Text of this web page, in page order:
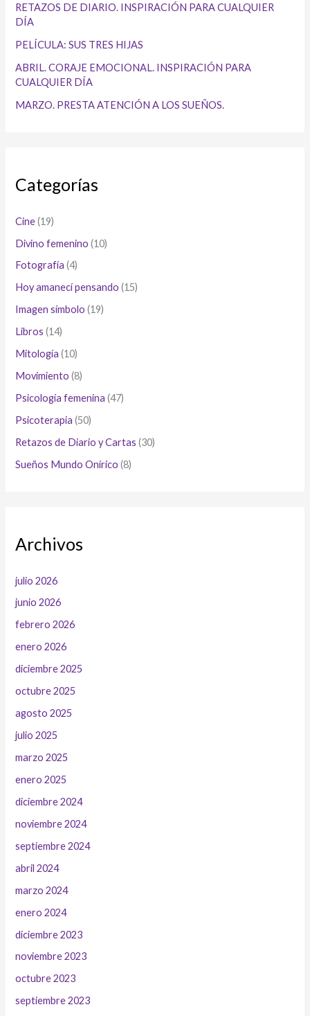
RETAZOS DE DIARIO. INSPIRACIÓN PARA CUALQUIER
DÍA
PELÍCULA: SUS TRES HIJAS
ABRIL. CORAJE EMOCIONAL. INSPIRACIÓN PARA
CUALQUIER DÍA
MARZO. PRESTA ATENCIÓN A LOS SUEÑOS.
Categorías
Cine(19)
Divino femenino (10)
Fotografía (4)
Hoy amanecí pensando (15)
Imagen símbolo (19)
Libros (14)
Mitología (10)
Movimiento (8)
Psicología femenina (47)
Psicoterapia (50)
Retazos de Diario y Cartas (30)
Sueños Mundo Onírico (8)
Archivos
julio 2026
junio 2026
febrero 2026
enero 2026
diciembre 2025
octubre 2025
agosto 2025
julio 2025
marzo 2025
enero 2025
diciembre 2024
noviembre 2024
septiembre 2024
abril 2024
marzo 2024
enero 2024
diciembre 2023
noviembre 2023
octubre 2023
septiembre 2023